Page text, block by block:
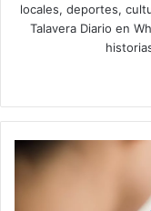
locales, deportes,
Talavera Diario en
L
a